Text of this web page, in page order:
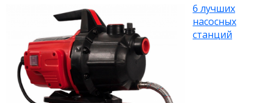
6 лучших
насосных
станций